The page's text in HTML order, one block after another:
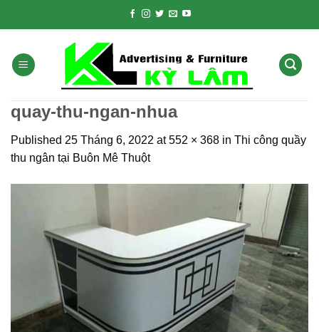
quay-thu-ngan-nhua
Published 25 Tháng 6, 2022 at552 × 368 in Thi công quầy
thu ngân tại Buôn Mê Thuột